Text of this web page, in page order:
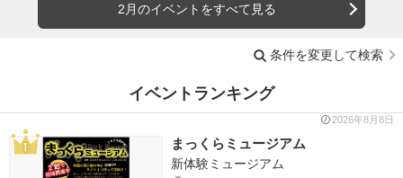
2月のイベントをすべて見る
条件を変更して検索
イベントランキング
2026年8月8日
まっくらミュージアム
新体験ミュージアム